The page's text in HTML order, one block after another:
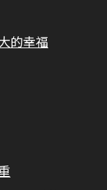
的幸福